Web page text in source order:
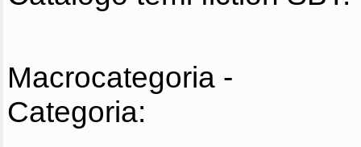
Macrocategoria -
Categoria: